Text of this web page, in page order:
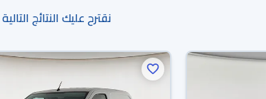
نقترح عليك النتائج التالية